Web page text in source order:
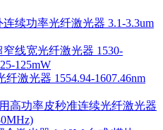
续功率光纤激光器 3.1-3.3um
窄线宽光纤激光器 1530-
125mW
激光器 1554.94-1607.46nm
高功率皮秒准连续光纤激光器